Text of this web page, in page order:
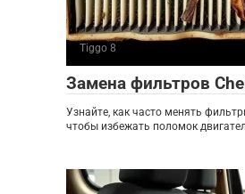
Tiggo 8
Замена фильтров
Узнайте, как часто менять
чтобы избежать поломок